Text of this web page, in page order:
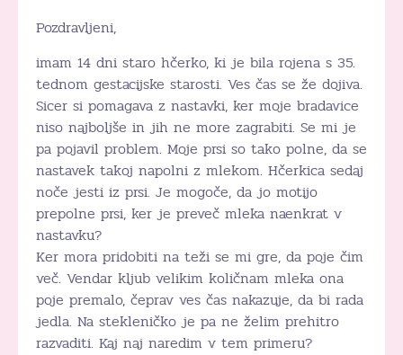
Pozdravljeni,
imam 14 dni staro hčerko, ki je bila rojena s 35.
tednom gestacijske starosti. Ves čas se že dojiva.
Sicer si pomagava z nastavki, ker moje bradavice
niso najboljše in jih ne more zagrabiti. Se mi je
pa pojavil problem. Moje prsi so tako polne, da se
nastavek takoj napolni z mlekom. Hčerkica sedaj
noče jesti iz prsi. Je mogoče, da jo motijo
prepolne prsi, ker je preveč mleka naenkrat v
nastavku?
Ker mora pridobiti na teži se mi gre, da poje čim
več. Vendar kljub velikim količnam mleka ona
poje premalo, čeprav ves čas nakazuje, da bi rada
jedla. Na stekleničko je pa ne želim prehitro
razvaditi. Kaj naj naredim v tem primeru?